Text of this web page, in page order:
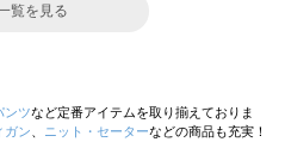
覧を見る
ンツなど定番アイテムを取り揃えておりま
ガン ニット・セーターなどの商品も充実！